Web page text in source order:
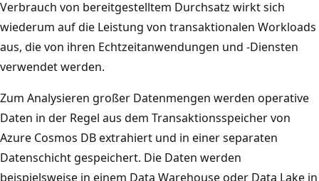
Verbrauch von bereitgestelltem Durchsatz wirkt sich
wiederum auf die Leistung von transaktionalen Workloads
aus, die von ihren Echtzeitanwendungen und -Diensten
verwendet werden.
Zum Analysieren großer Datenmengen werden operative
Daten in der Regel aus dem Transaktionsspeicher von
Azure Cosmos DB extrahiert und in einer separaten
Datenschicht gespeichert. Die Daten werden
beispielsweise in einem Data Warehouse oder Data Lake in